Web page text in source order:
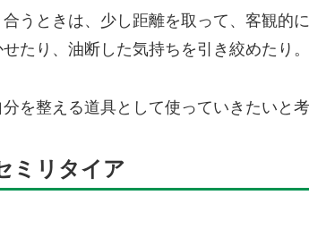
うときは、少し距離を取って、客観的
たり、油断した気持ちを引き絞めたり。
を整える道具として使っていきたいと考
ミリタイア